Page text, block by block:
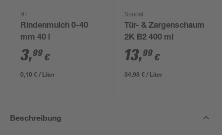
B1
Rindenmulch 0-40
mm 40 l
3,99 €
0,10 € / Liter
Soudal
Tür- & Zargenschaum
2K B2 400 ml
13,99 €
34,98 € / Liter
Beschreibung